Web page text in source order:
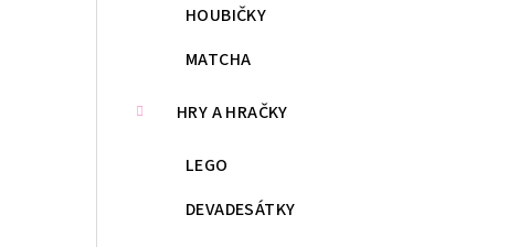
HOUBIČKY
MATCHA
HRY A HRAČKY
LEGO
DEVADESÁTKY